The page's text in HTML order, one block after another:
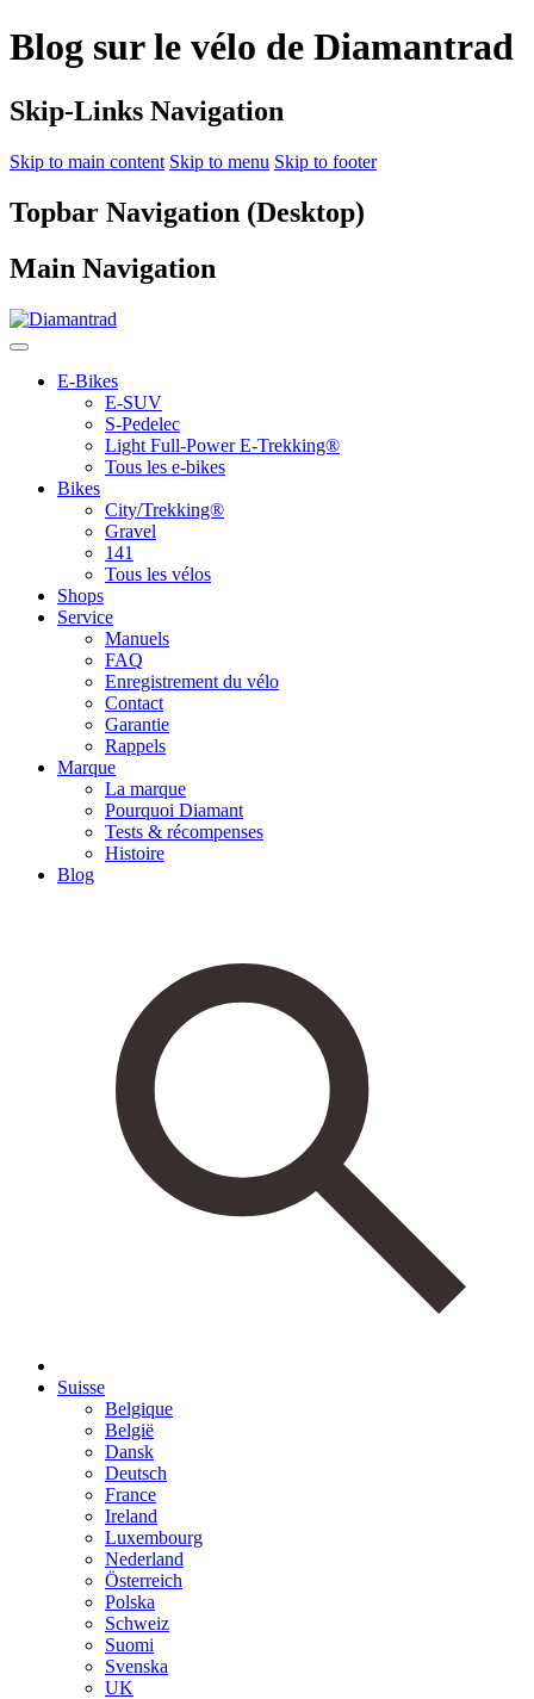
Blog sur le vélo de Diamantrad
Skip-Links Navigation
Skip to main content Skip to menu Skip to footer
Topbar Navigation (Desktop)
Main Navigation
E-Bikes
E-SUV
S-Pedelec
Light Full-Power E-Trekking®
Tous les e-bikes
Bikes
City/Trekking®
Gravel
141
Tous les vélos
Shops
Service
Manuels
FAQ
Enregistrement du vélo
Contact
Garantie
Rappels
Marque
La marque
Pourquoi Diamant
Tests & récompenses
Histoire
Blog
Suisse
Belgique
België
Dansk
Deutsch
France
Ireland
Luxembourg
Nederland
Österreich
Polska
Schweiz
Suomi
Svenska
UK